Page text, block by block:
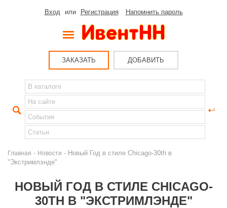
Вход или Регистрация Напомнить пароль
ЗАКАЗАТЬ ДОБАВИТЬ
Главная - Новости - Новый Год в стиле Chicago-30th в
"Экстримлэнде"
НОВЫЙ ГОД В СТИЛЕ CHICAGO-
30TH В "ЭКСТРИМЛЭНДЕ"